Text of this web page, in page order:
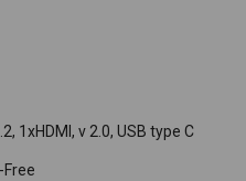
1xHDMI, v 2.0, USB type C
Free